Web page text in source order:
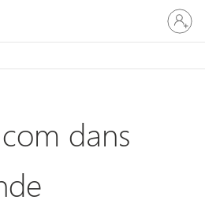
vous
à
compte
dans